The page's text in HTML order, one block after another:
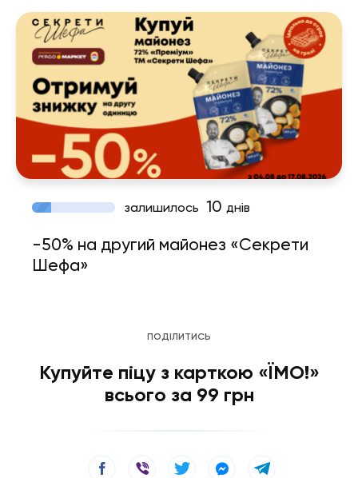
залишилось 10 днів
-50% на другий майонез «Секрети
Шефа»
ПОДІЛИТИСЬ
Купуйте піцу з карткою «ЇМО!»
всього за 99 грн